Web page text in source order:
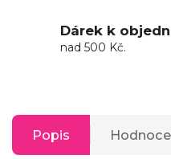
Dárek k
nad 500 Kč.
Popis